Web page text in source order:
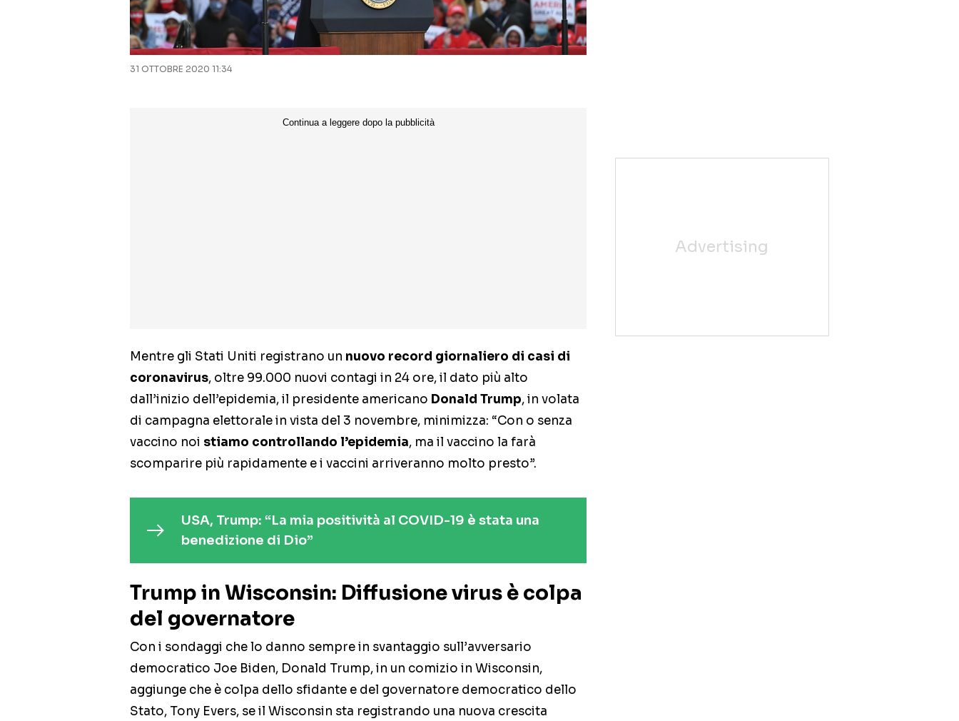
31 OTTOBRE 2020 11:34
Mentre gli Stati Uniti registrano un nuovo record giornaliero di casi di
coronavirus, oltre 99.000 nuovi contagi in 24 ore, il dato più alto
dall’inizio dell’epidemia, il presidente americano Donald Trump, in volata
di campagna elettorale in vista del 3 novembre, minimizza: “Con o senza
vaccino noi stiamo controllando l’epidemia, ma il vaccino la farà
scomparire più rapidamente e i vaccini arriveranno molto presto”.
USA, Trump: “La mia positività al COVID-19 è stata una
benedizione di Dio”
Trump in Wisconsin: Diffusione virus è colpa
del governatore
Con i sondaggi che lo danno sempre in svantaggio sull’avversario
democratico Joe Biden, Donald Trump, in un comizio in Wisconsin,
aggiunge che è colpa dello sfidante e del governatore democratico dello
Stato, Tony Evers, se il Wisconsin sta registrando una nuova crescita